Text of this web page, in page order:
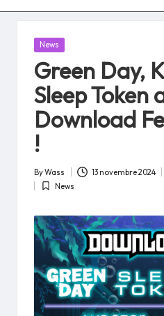
Posted
News
Green Day,
Sleep Token
Download
!
Posted
by
ByWass 13 novembre 2024
Posted
News